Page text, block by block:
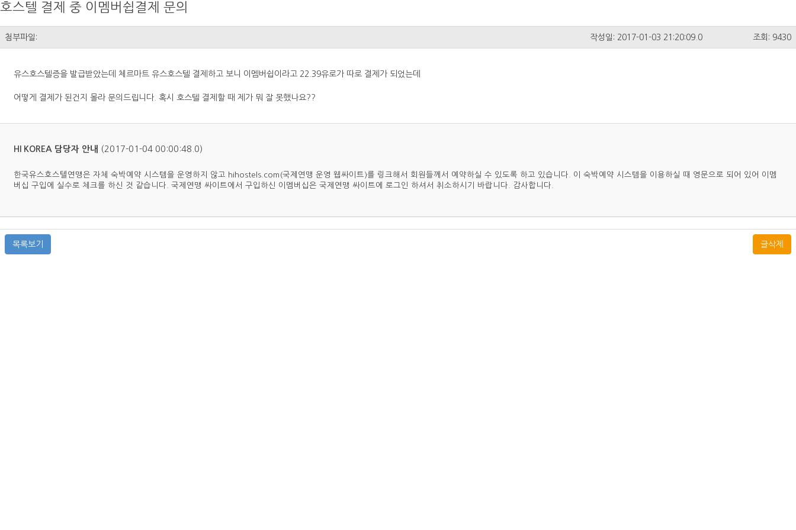
호스텔 결제 중 이멤버쉽결제 문의
첨부파일: 작성일: 2017-01-03 21:20:09.0 조회: 9430
유스호스텔증을 발급받았는데 체르마트 유스호스텔 결제하고 보니 이멤버쉽이라고 22.39유로가 따로 결제가 되었는데
어떻게 결제가 된건지 몰라 문의드립니다. 혹시 호스텔 결제할 때 제가 뭐 잘 못했나요??
HI KOREA 담당자 안내 (2017-01-04 00:00:48.0)
한국유스호스텔연맹은 자체 숙박예약 시스템을 운영하지 않고 hihostels.com(국제연맹 운영 웹싸이트)를 링크해서 회원들께서 예약하실 수 있도록 하고 있습니다. 이 숙박예약 시스템을 이용하실 때 영문으로 되어 있어 이멤
버십 구입에 실수로 체크를 하신 것 같습니다. 국제연맹 싸이트에서 구입하신 이멤버십은 국제연맹 싸이트에 로그인 하셔서 취소하시기 바랍니다. 감사합니다.
목록보기 글삭제